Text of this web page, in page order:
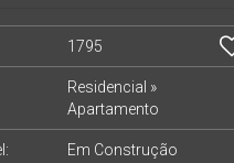
1795
Residencial »
Apartamento
Em Construção